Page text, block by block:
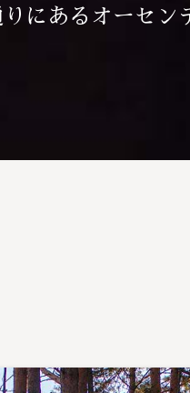
にあるオーセン